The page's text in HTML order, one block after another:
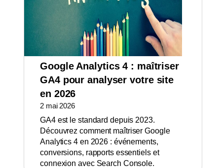
Google Analytics 4 : maîtriser
GA4 pour analyser votre site
en 2026
2 mai 2026
GA4 est le standard depuis 2023.
Découvrez comment maîtriser Google
Analytics 4 en 2026 : événements,
conversions, rapports essentiels et
connexion avec Search Console.